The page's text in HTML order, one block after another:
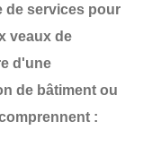
de services pour
veaux de
d'une
de bâtiment ou
: